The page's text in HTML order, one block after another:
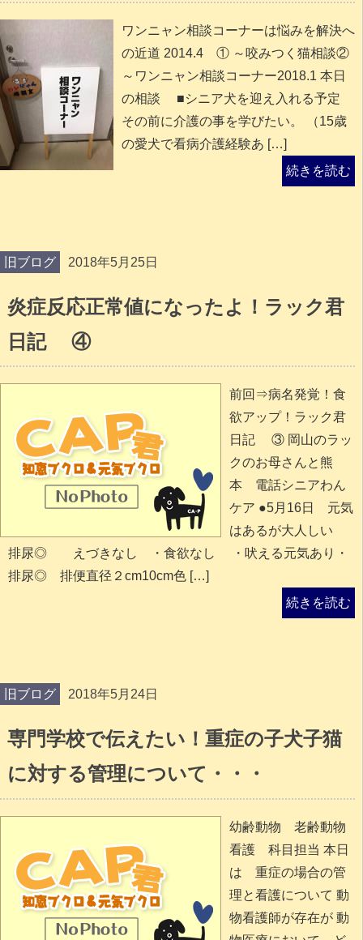
ワンニャン相談コーナーは悩みを解決へ
の近道 2014.4 ① ～咬みつく猫相談②
～ワンニャン相談コーナー2018.1 本日
の相談 ■シニア犬を迎え入れる予定
その前に介護の事を学びたい。 （15歳
の愛犬で看病介護経験あ […]
続きを読む
旧ブログ 2018年5月25日
炎症反応正常値になったよ！ラック君
日記 ④
前回⇒病名発覚！食
欲アップ！ラック君
日記 ③ 岡山のラッ
クのお母さんと熊
本 電話シニアわん
ケア ●5月16日 元気
はあるが大人しい
排尿◎ えづきなし ・食欲なし ・吠える元気あり・
排尿◎ 排便直径２cm10cm色 […]
続きを読む
旧ブログ 2018年5月24日
専門学校で伝えたい！重症の子犬子猫
に対する管理について・・・
幼齢動物 老齢動物
看護 科目担当 本日
は 重症の場合の管
理と看護について 動
物看護師が存在が 動